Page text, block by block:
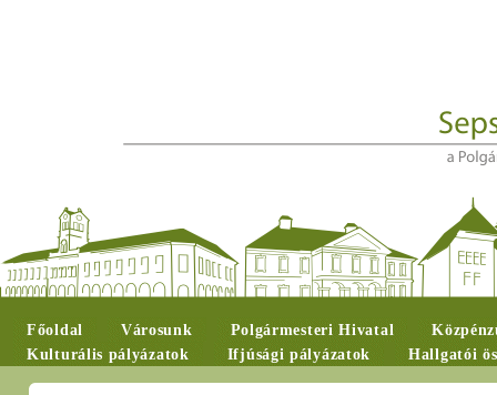
Főoldal Városunk Polgármesteri Hivatal
Kulturális pályázatok
Ifjúsági pályázatok Hallgatói